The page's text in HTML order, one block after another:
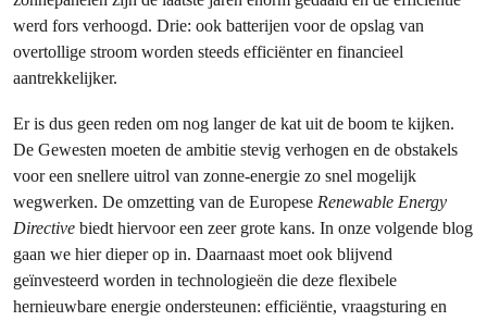
werd fors verhoogd. Drie: ook batterijen voor de opslag van
overtollige stroom worden steeds efficiënter en financieel
aantrekkelijker.
Er is dus geen reden om nog langer de kat uit de boom te kijken.
De Gewesten moeten de ambitie stevig verhogen en de obstakels
voor een snellere uitrol van zonne-energie zo snel mogelijk
wegwerken. De omzetting van de Europese Renewable Energy
Directive biedt hiervoor een zeer grote kans. In onze volgende blog
gaan we hier dieper op in. Daarnaast moet ook blijvend
geïnvesteerd worden in technologieën die deze flexibele
hernieuwbare energie ondersteunen: efficiëntie, vraagsturing en